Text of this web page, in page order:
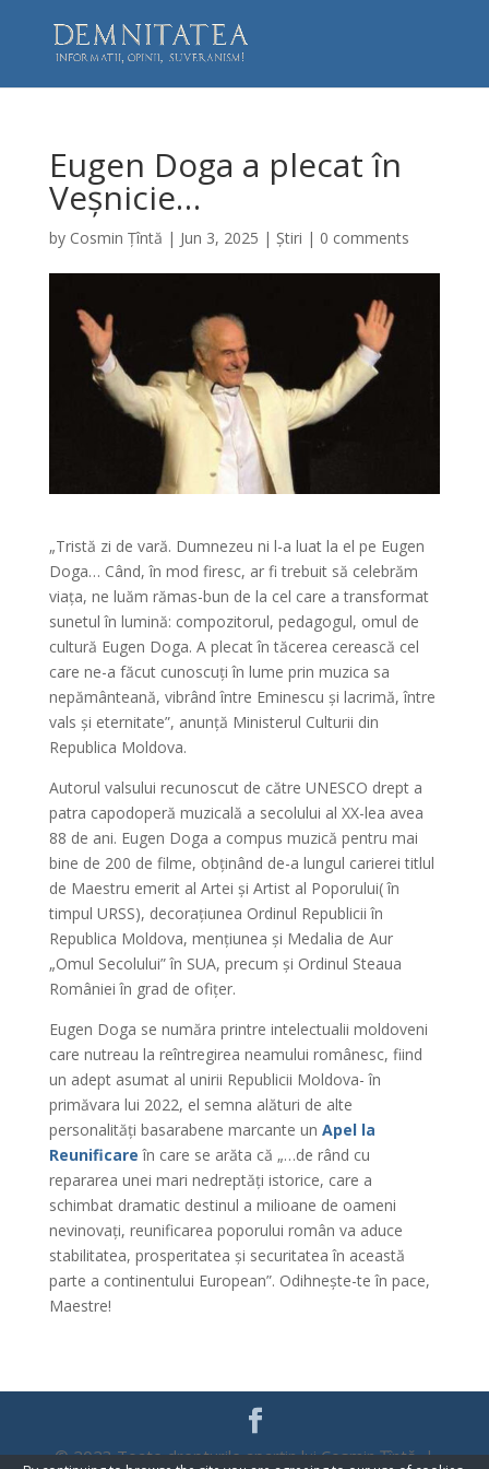
Eugen Doga a plecat în
Veșnicie…
by Cosmin Țîntă | Jun 3, 2025 | Știri | 0 comments
„Tristă zi de vară. Dumnezeu ni l-a luat la el pe Eugen
Doga… Când, în mod firesc, ar fi trebuit să celebrăm
viața, ne luăm rămas-bun de la cel care a transformat
sunetul în lumină: compozitorul, pedagogul, omul de
cultură Eugen Doga. A plecat în tăcerea cerească cel
care ne-a făcut cunoscuți în lume prin muzica sa
nepământeană, vibrând între Eminescu și lacrimă, între
vals și eternitate”, anunță Ministerul Culturii din
Republica Moldova.
Autorul valsului recunoscut de către UNESCO drept a
patra capodoperă muzicală a secolului al XX-lea avea
88 de ani. Eugen Doga a compus muzică pentru mai
bine de 200 de filme, obținând de-a lungul carierei titlul
de Maestru emerit al Artei și Artist al Poporului( în
timpul URSS), decorațiunea Ordinul Republicii în
Republica Moldova, mențiunea și Medalia de Aur
„Omul Secolului” în SUA, precum și Ordinul Steaua
României în grad de ofițer.
Eugen Doga se număra printre intelectualii moldoveni
care nutreau la reîntregirea neamului românesc, fiind
un adept asumat al unirii Republicii Moldova- în
primăvara lui 2022, el semna alături de alte
personalități basarabene marcante un Apel la
Reunificare în care se arăta că „…de rând cu
repararea unei mari nedreptăți istorice, care a
schimbat dramatic destinul a milioane de oameni
nevinovați, reunificarea poporului român va aduce
stabilitatea, prosperitatea și securitatea în această
parte a continentului European”. Odihnește-te în pace,
Maestre!
© 2023 Toate drepturile aparțin lui Cosmin Țîntă |